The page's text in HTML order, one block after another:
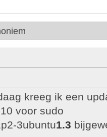
kreeg ik een
voor sudo
3ubuntu1.3